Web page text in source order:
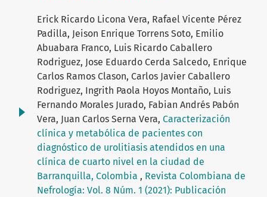
Erick Ricardo Licona Vera, Rafael Vicente Pérez
Padilla, Jeison Enrique Torrens Soto, Emilio
Abuabara Franco, Luis Ricardo Caballero
Rodriguez, Jose Eduardo Cerda Salcedo, Enrique
Carlos Ramos Clason, Carlos Javier Caballero
Rodriguez, Ingrith Paola Hoyos Montaño, Luis
Fernando Morales Jurado, Fabian Andrés Pabón
Vera, Juan Carlos Serna Vera, Caracterización
clínica y metabólica de pacientes con
diagnóstico de urolitiasis atendidos en una
clínica de cuarto nivel en la ciudad de
Barranquilla, Colombia , Revista Colombiana de
Nefrología: Vol. 8 Núm. 1 (2021): Publicación